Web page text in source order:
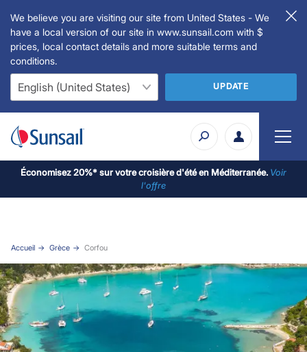
We believe you are visiting our site from United States - We
have a local version of our site in www.sunsail.com with $
prices, local contact details and more suitable terms and
conditions.
UPDATE
Économisez 20%* sur votre croisière d'été en Méditerranée. Voir
l'offre
Accueil Grèce Corfou